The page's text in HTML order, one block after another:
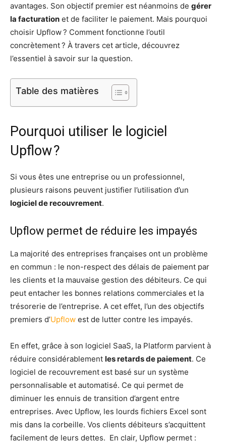
avantages. Son objectif premier est néanmoins de gérer
la facturation et de faciliter le paiement. Mais pourquoi
choisir Upflow ? Comment fonctionne l’outil
concrètement ? À travers cet article, découvrez
l’essentiel à savoir sur la question.
Table des matières
Pourquoi utiliser le logiciel
Upflow ?
Si vous êtes une entreprise ou un professionnel,
plusieurs raisons peuvent justifier l’utilisation d’un
logiciel de recouvrement.
Upflow permet de réduire les impayés
La majorité des entreprises françaises ont un problème
en commun : le non-respect des délais de paiement par
les clients et la mauvaise gestion des débiteurs. Ce qui
peut entacher les bonnes relations commerciales et la
trésorerie de l’entreprise. A cet effet, l’un des objectifs
premiers d’Upflow est de lutter contre les impayés.
En effet, grâce à son logiciel SaaS, la Platform parvient à
réduire considérablement les retards de paiement. Ce
logiciel de recouvrement est basé sur un système
personnalisable et automatisé. Ce qui permet de
diminuer les ennuis de transition d’argent entre
entreprises. Avec Upflow, les lourds fichiers Excel sont
mis dans la corbeille. Vos clients débiteurs s’acquittent
facilement de leurs dettes. En clair, Upflow permet :